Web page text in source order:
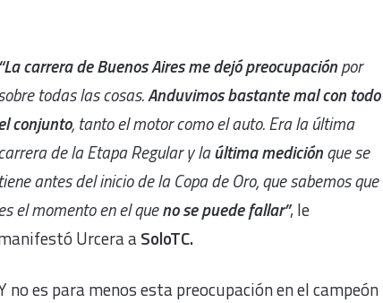
“La carrera de Buenos Aires me dejó preocupaciónpor
todas las cosas.Anduvimos bastante mal con todo
conjunto, tanto el motor como el auto. Era la última
de la Etapa Regular y laúltima mediciónque se
tiene antes del inicio de la Copa de Oro, que sabemos que
el momento en el queno se puede fallar”, le
Urcera aSoloTC.
no es para menos esta preocupación en el campeón